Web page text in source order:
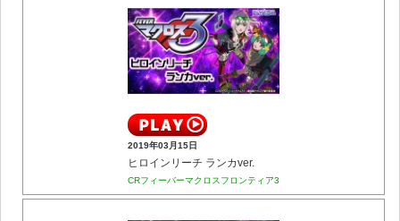
2019年03月15日
ヒロインリーチ ランカver.
CRフィーバーマクロスフロンティア3